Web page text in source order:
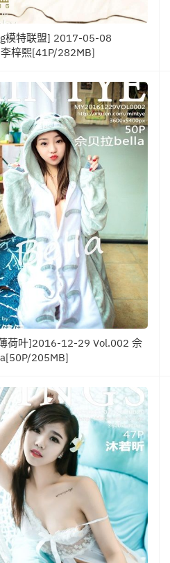
模特联盟] 2017-05-08
梓熙[41P/282MB]
荷叶]2016-12-29 Vol.002 佘
205MB]